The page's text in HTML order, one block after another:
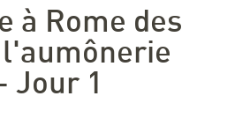
à Rome des
Jour 1